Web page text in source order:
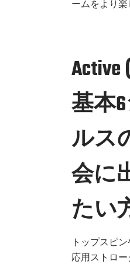
ームをより楽
基本
ルス
会に
たい
トップスピ
応用ストロー